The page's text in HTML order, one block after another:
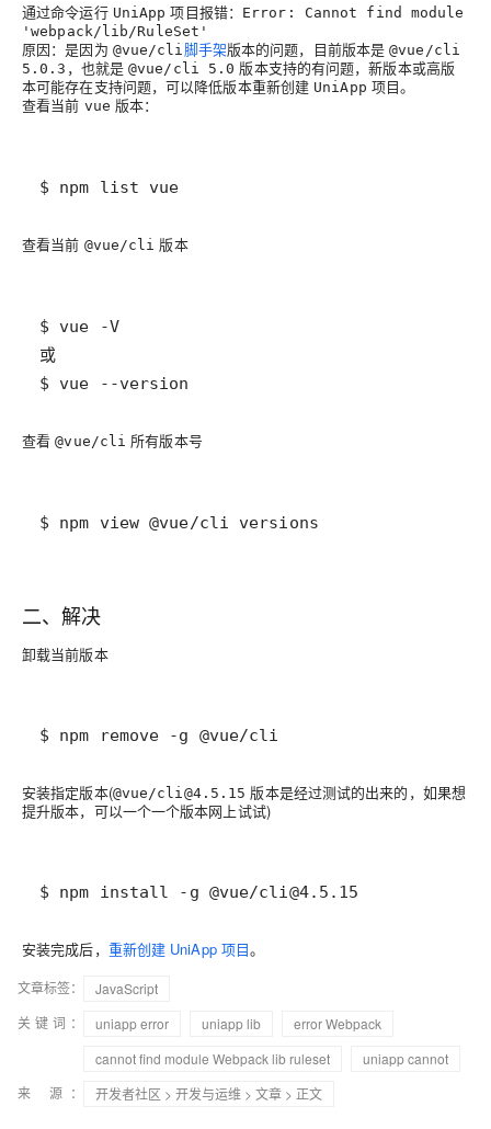
通过命令运行 UniApp 项目报错：
Error: Cannot find module
'webpack/lib/RuleSet'
原因：是因为 @vue/cli脚手架版本的问题，目前版本是@vue/cli
5.0.3 ，也就是@vue/cli 5.0 版本支持的有问题，新版本或高版
本可能存在支持问题，可以降低版本重新创建 UniApp 项目。
查看当前 vue 版本：
$ npm list vue
查看当前 @vue/cli 版本
$ vue -V
$ vue --version
查看@vue/cli 所有版本号
$ npm view @vue/cli versions
二、解决
卸载当前版本
$ npm remove -g @vue/cli
安装指定版本(@vue/cli@4.5.15 版本是经过测试的出来的，如果想
提升版本，可以一个一个版本网上试试)
$ npm install -g @vue/cli@4.5.15
安装完成后， 重新创建 UniApp 项目。
文章标签：
JavaScript
关键词：
uniapp error uniapp lib
error Webpack
cannot find module Webpack lib ruleset
uniapp cannot
来 源：
开发者社区 > 开发与运维 > 文章 > 正文